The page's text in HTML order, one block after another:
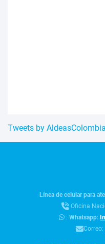
Tweets by AldeasColombia
Línea de celular para
Oficina
:Whatsapp:
Correo: